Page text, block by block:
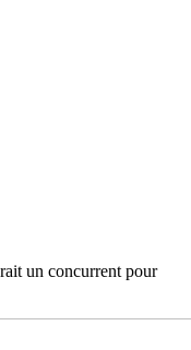
un concurrent pour